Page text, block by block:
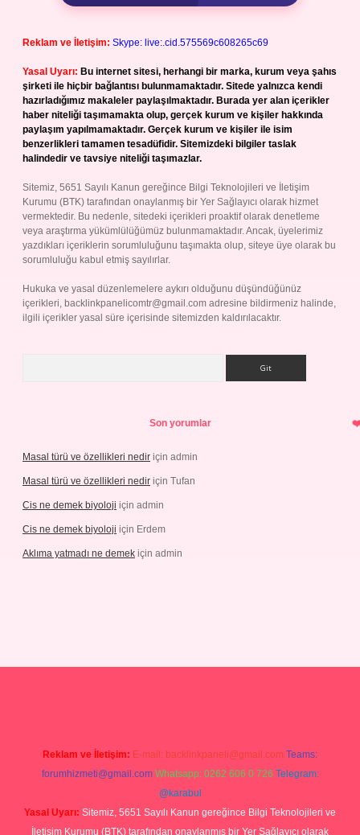
Reklam ve İletişim: Skype: live:.cid.575569c608265c69
Yasal Uyarı: Bu internet sitesi, herhangi bir marka, kurum veya şahıs
şirketi ile hiçbir bağlantısı bulunmamaktadır. Sitede yalnızca kendi
hazırladığımız makaleler paylaşılmaktadır. Burada yer alan içerikler
haber niteliği taşımamakta olup, gerçek kurum ve kişiler hakkında
paylaşım yapılmamaktadır. Gerçek kurum ve kişiler ile isim
benzerlikleri tamamen tesadüfidir. Sitemizdeki bilgiler taslak
halindedir ve tavsiye niteliği taşımazlar.
Sitemiz, 5651 Sayılı Kanun gereğince Bilgi Teknolojileri ve İletişim
Kurumu (BTK) tarafından onaylanmış bir Yer Sağlayıcı olarak hizmet
vermektedir. Bu nedenle, sitedeki içerikleri proaktif olarak denetleme
veya araştırma yükümlülüğümüz bulunmamaktadır. Ancak, üyelerimiz
yazdıkları içeriklerin sorumluluğunu taşımakta olup, siteye üye olarak bu
sorumluluğu kabul etmiş sayılırlar.
Hukuka ve yasal düzenlemelere aykırı olduğunu düşündüğünüz
içerikleri, backlinkpanelicomtr@gmail.com adresine bildirmeniz halinde,
ilgili içerikler yasal süre içerisinde sitemizden kaldırılacaktır.
Son yorumlar
Masal türü ve özellikleri nedir için admin
Masal türü ve özellikleri nedir için Tufan
Cis ne demek biyoloji için admin
Cis ne demek biyoloji için Erdem
Aklıma yatmadı ne demek için admin
Reklam ve İletişim: E-mail: backlinkpaneli@gmail.com Teams:
forumhizmeti@gmail.com Whatsapp: 0262 606 0 726 Telegram:
@karabul
Yasal Uyarı: Sitemiz, 5651 Sayılı Kanun gereğince Bilgi Teknolojileri ve
İletişim Kurumu (BTK) tarafından onaylanmış bir Yer Sağlayıcı olarak